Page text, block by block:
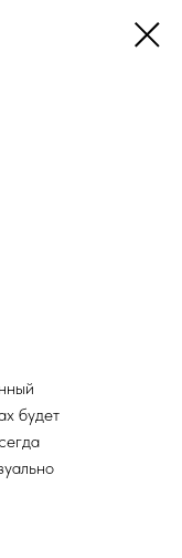
будет